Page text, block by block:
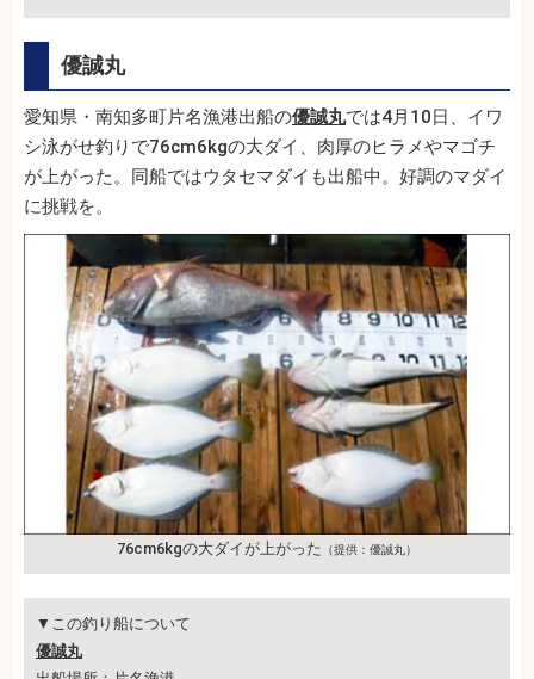
優誠丸
愛知県・南知多町片名漁港出船の優誠丸では4月10日、イワ
シ泳がせ釣りで76cm6kgの大ダイ、肉厚のヒラメやマゴチ
が上がった。同船ではウタセマダイも出船中。好調のマダイ
に挑戦を。
76cm6kgの大ダイが上がった （提供：優誠丸）
▼この釣り船について
優誠丸